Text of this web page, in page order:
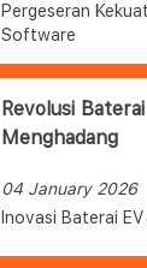
Pergeseran
Software
Revolusi
Menghadang
04 January 2026
Inovasi Baterai